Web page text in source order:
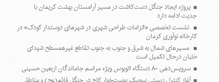
پروژه ایجاد جنگل دست‌کاشت در مسیر آرامستان بهشت کریمان با
جدیت ادامه دارد
نشست تخصصی «الزامات طراحی شهری در شهرهای دوستدار کودک» در
کارخانه نوآوری کرمان
مسیرهای شمال به شرق و جنوب به جنوب تقاطع غیرهمسطح شهدای
خلبان درحال تکمیل است
سرویس‌دهی ۸۰ دستگاه اتوبوس ویژه مراسم جاماندگان اربعین حسینی